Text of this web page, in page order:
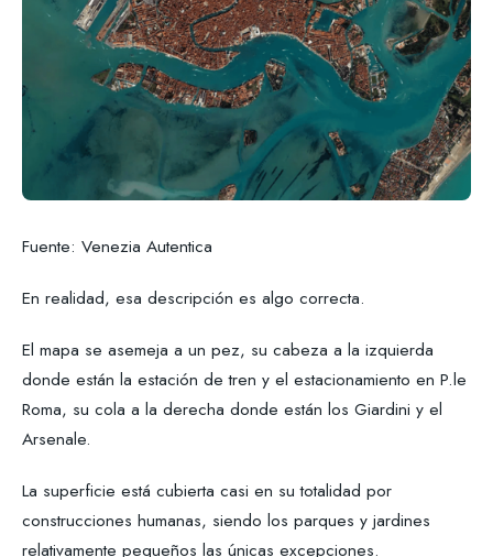
Fuente: Venezia Autentica
En realidad, esa descripción es algo correcta.
El mapa se asemeja a un pez, su cabeza a la izquierda
donde están la estación de tren y el estacionamiento en P.le
Roma, su cola a la derecha donde están los Giardini y el
Arsenale.
La superficie está cubierta casi en su totalidad por
construcciones humanas, siendo los parques y jardines
relativamente pequeños las únicas excepciones.